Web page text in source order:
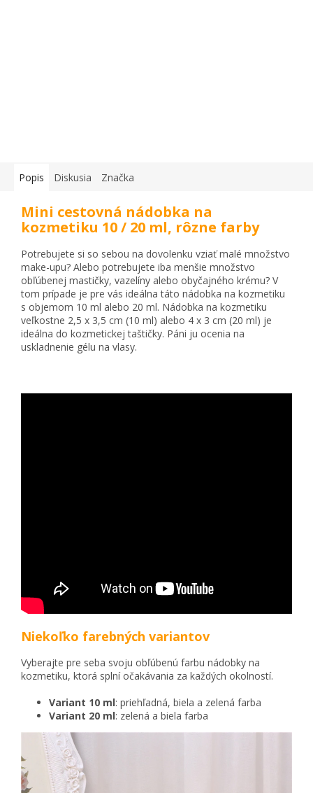
Popis Diskusia Značka
Mini cestovná nádobka na
kozmetiku 10 / 20 ml, rôzne farby
Potrebujete si so sebou na dovolenku vziať malé množstvo
make-upu? Alebo potrebujete iba menšie množstvo
obľúbenej mastičky, vazelíny alebo obyčajného krému? V
tom prípade je pre vás ideálna táto nádobka na kozmetiku
s objemom 10 ml alebo 20 ml. Nádobka na kozmetiku
veľkostne 2,5 x 3,5 cm (10 ml) alebo 4 x 3 cm (20 ml) je
ideálna do kozmetickej taštičky. Páni ju ocenia na
uskladnenie gélu na vlasy.
Niekoľko farebných variantov
Vyberajte pre seba svoju obľúbenú farbu nádobky na
kozmetiku, ktorá splní očakávania za každých okolností.
Variant 10 ml: priehľadná, biela a zelená farba
Variant 20 ml: zelená a biela farba